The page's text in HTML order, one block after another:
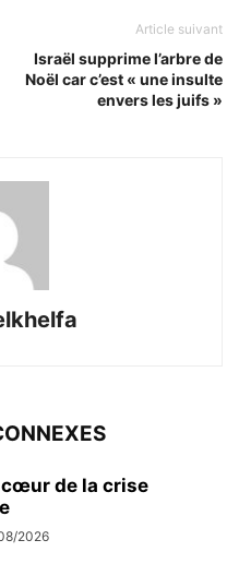
Article suivant
Israël supprime l’arbre de
Noël car c’est « une insulte
envers les juifs »
de la crise
2026